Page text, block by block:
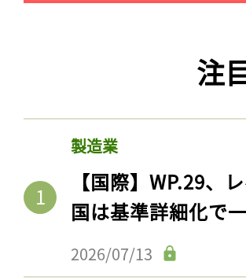
注
製造業
【国際】WP.29、
国は基準詳細化で
2026/07/13